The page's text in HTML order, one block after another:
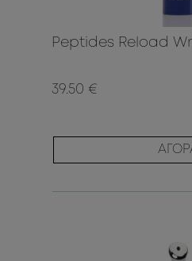
Peptides Reload
39.50 €